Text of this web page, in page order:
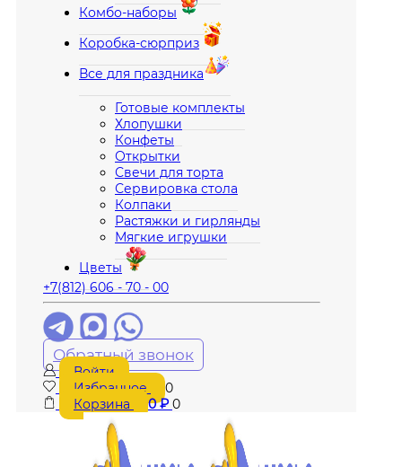
Комбо-наборы
Коробка-сюрприз
Все для праздника
Готовые комплекты
Хлопушки
Конфеты
Открытки
Свечи для торта
Сервировка стола
Колпаки
Растяжки и гирлянды
Мягкие игрушки
Цветы
+7(812) 606 - 70 - 00
Обратный звонок
Войти
Избранное
0
Корзина
0₽ 0